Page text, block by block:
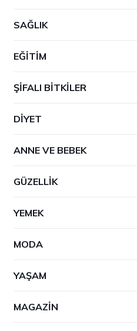
SAĞLIK
EĞITIM
ŞIFALI BITKILER
DIYET
ANNE VE BEBEK
GÜZELLIK
YEMEK
MODA
YAŞAM
MAGAZIN